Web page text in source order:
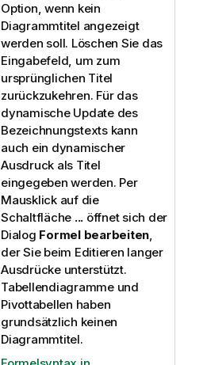
Option, wenn kein
Diagrammtitel angezeigt
werden soll. Löschen Sie das
Eingabefeld, um zum
ursprünglichen Titel
zurückzukehren. Für das
dynamische Update des
Bezeichnungstexts kann
auch ein dynamischer
Ausdruck als Titel
eingegeben werden. Per
Mausklick auf die
Schaltfläche ... öffnet sich der
Dialog Formel bearbeiten,
der Sie beim Editieren langer
Ausdrücke unterstützt.
Tabellendiagramme und
Pivottabellen haben
grundsätzlich keinen
Diagrammtitel.